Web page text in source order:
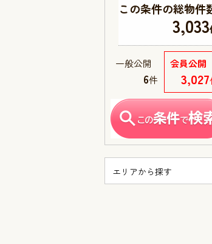
この条件の総物件
3,033
会員公開
3,027
一般公開
6件
エリアから探す